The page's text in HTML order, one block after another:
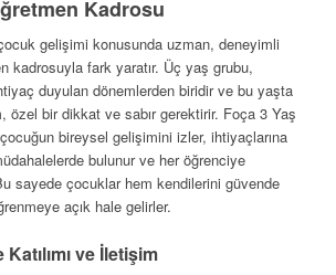
Kadrosu
gelişimi konusunda uzman, deneyimli
kadrosuyla fark yaratır. Üç yaş grubu,
duyulan dönemlerden biridir ve bu yaşta
özel bir dikkat ve sabır gerektirir. Foça 3 Yaş
bireysel gelişimini izler, ihtiyaçlarına
bulunur ve her öğrenciye
sayede çocuklar hem kendilerini güvende
açık hale gelirler.
ve İletişim